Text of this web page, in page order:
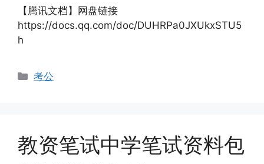
【腾讯文档】网盘链接
https://docs.qq.com/doc/DUHRPa0JXUkxSTU5
h
分
考公
教资笔试中学笔试资料包